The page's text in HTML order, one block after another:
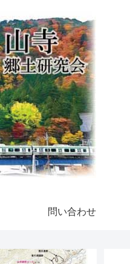
問い合わせ